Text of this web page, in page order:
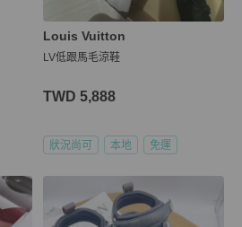
Louis Vuitton
LV低跟馬毛涼鞋
TWD 5,888
狀況尚可 本地 免運